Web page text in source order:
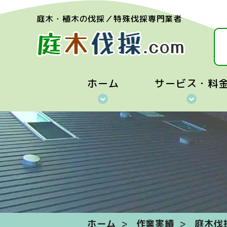
庭木・植木の伐採／特殊伐採専門業者
ホーム サービス・料
ホーム 作業実績 庭木伐